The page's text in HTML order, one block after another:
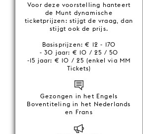
Voor deze voorstelling hanteert
de Munt dynamische
ticketprijzen: stijgt de vraag, dan
stijgt ook de prijs.
Basisprijzen: € 12 - 170
- 30 jaar: € 10 / 25 / 50
-15 jaar: € 10 / 25 (enkel via MM
Tickets)
Gezongen in het Engels
Boventiteling in het Nederlands
en Frans